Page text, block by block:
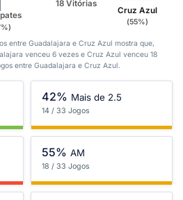
18 Vitórias
Cruz Azul
(55%)
entre Guadalajara e Cruz Azul mostra que,
venceu 6 vezes e Cruz Azul venceu 18
entre Guadalajara e Cruz Azul.
42% Mais de 2.5
14 / 33 Jogos
55% AM
18 / 33 Jogos